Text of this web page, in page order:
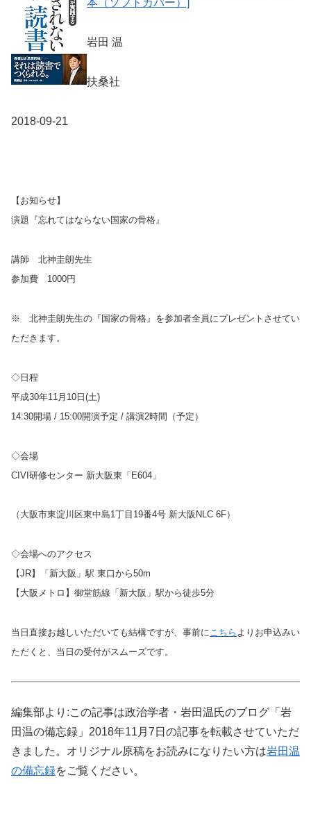
本（ソフトカバー）]
岩田 温
扶桑社
2018-09-21
【お知らせ】
演題『忘れてはならない国家の骨格』
講師 北神圭朗先生
参加費 1000円
※ 北神圭朗先生の『国家の骨格』を参加者全員にプレゼントさせてい
ただきます。
◇日程
平成30年11 月 10 日 (土)
14:30開場 / 15:00開演予定 / 講演2時間（予定）
◇会場
CIVI研修センター 新大阪東「E604 」
（大阪市東淀川区東中島1丁目 19番4号 新大阪 NLC 6F）
◇会場へのアクセス
【JR】「新大阪」駅 東口から50m
【大阪メトロ】御堂筋線「新大阪」駅から徒歩5分
当日直接お越しいただいても結構ですが、事前に こちら よりお申込みい
ただくと、当日の受付がスムーズです。
編集部より:この記事は政治学者・岩田温氏のブログ「岩
田温の備忘録」2018年11月7日の記事を転載させていただ
きました。オリジナル原稿をお読みになりたい方は岩田温
の備忘録をご覧ください。